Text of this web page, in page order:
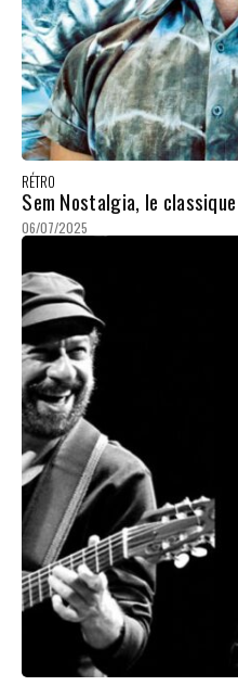
RÉTRO
Sem Nostalgia, le
06/07/2025